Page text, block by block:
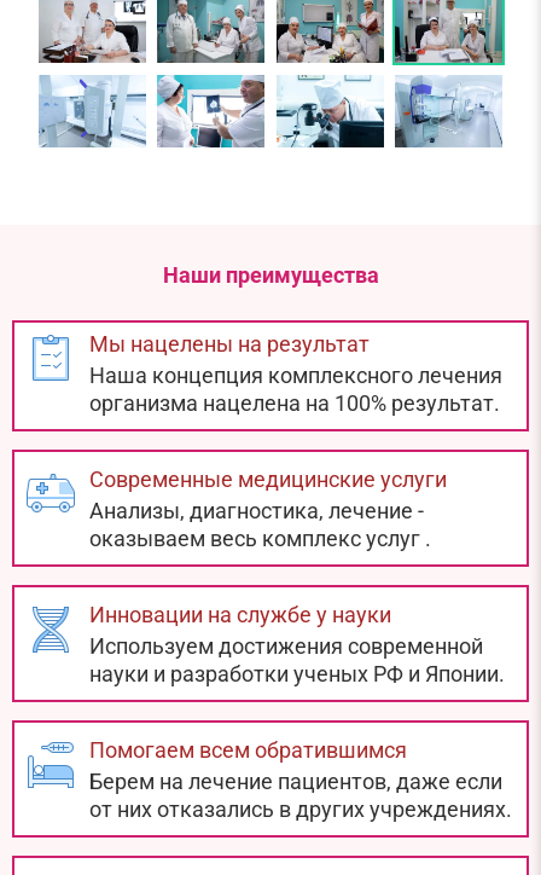
Наши преимущества
Мы нацелены на результат
Наша концепция комплексного лечения
организма нацелена на 100% результат.
Современные медицинские услуги
Анализы, диагностика, лечение -
оказываем весь комплекс услуг .
Инновации на службе у науки
Используем достижения современной
науки и разработки ученых РФ и Японии.
Помогаем всем обратившимся
Берем на лечение пациентов, даже если
от них отказались в других учреждениях.